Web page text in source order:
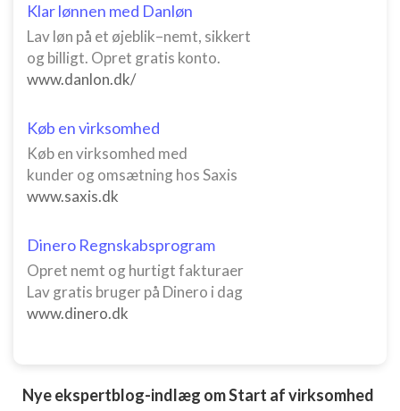
Klar lønnen med Danløn
Lav løn på et øjeblik–nemt, sikkert
og billigt. Opret gratis konto.
www.danlon.dk/
Køb en virksomhed
Køb en virksomhed med
kunder og omsætning hos Saxis
www.saxis.dk
Dinero Regnskabsprogram
Opret nemt og hurtigt fakturaer
Lav gratis bruger på Dinero i dag
www.dinero.dk
Nye ekspertblog-indlæg om Start af virksomhed